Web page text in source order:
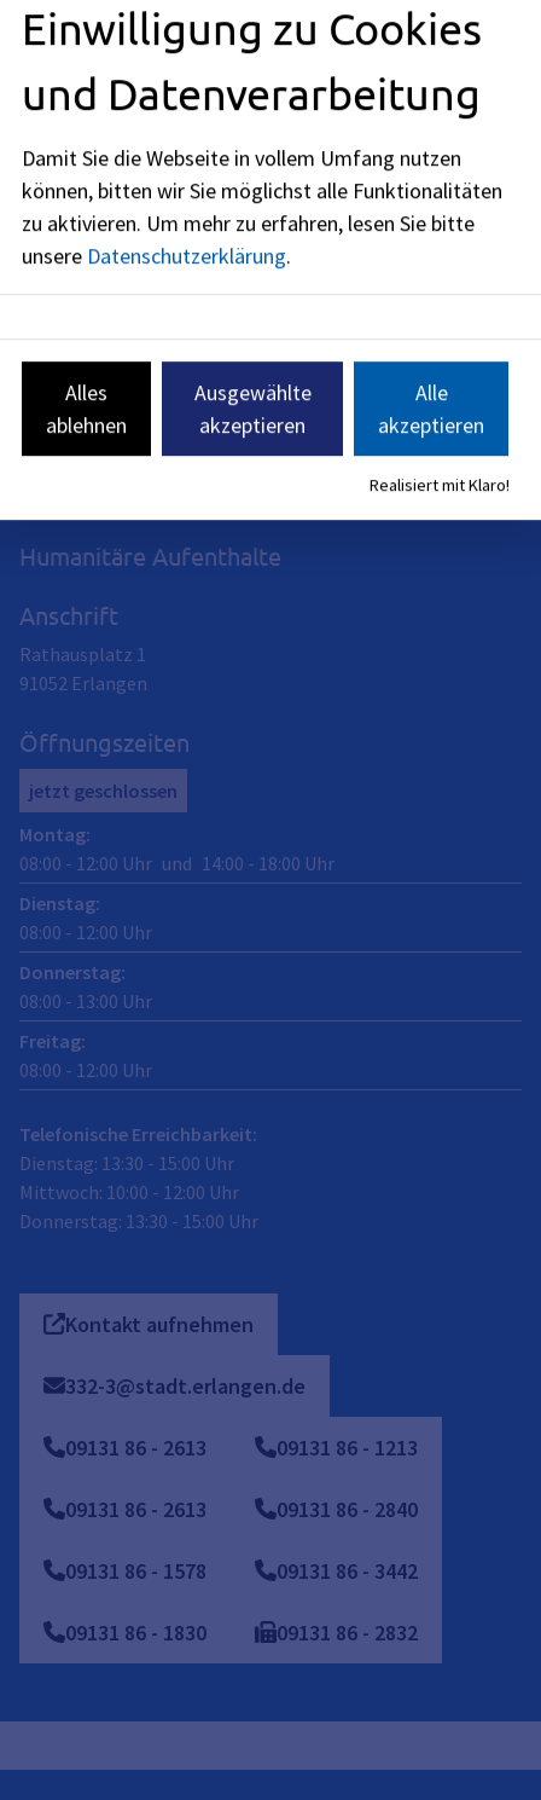
Kontakt aufnehmen
332-1@stadt.erlangen.de
09131 86-2410 09131 86 - 2432
09131 86 - 2186 09131 86 - 2258
0913186-2832
Humanitäre Aufenthalte
Anschrift
Rathausplatz 1
91052 Erlangen
Öffnungszeiten
jetzt geschlossen
Montag:
08:00 - 12:00 Uhr und 14:00 - 18:00 Uhr
Dienstag:
08:00 - 12:00 Uhr
Donnerstag:
08:00 - 13:00 Uhr
Freitag:
08:00 - 12:00 Uhr
Telefonische Erreichbarkeit:
Dienstag: 13:30 - 15:00 Uhr
Mittwoch: 10:00 - 12:00 Uhr
Donnerstag: 13:30 - 15:00 Uhr
Kontakt aufnehmen
332-3@stadt.erlangen.de
09131 86 - 2613 09131 86 - 1213
09131 86 - 2613 09131 86 - 2840
09131 86 - 1578 09131 86 - 3442
09131 86 - 1830 09131 86 - 2832
Einwilligung zu Cookies
und Datenverarbeitung
Damit Sie die Webseite in vollem Umfang nutzen
können, bitten wir Sie möglichst alle Funktionalitäten
zu aktivieren. Um mehr zu erfahren, lesen Sie bitte
unsere Datenschutzerklärung.
Alles
ablehnen
Ausgewählte
akzeptieren
Alle
akzeptieren
Realisiert mit Klaro!